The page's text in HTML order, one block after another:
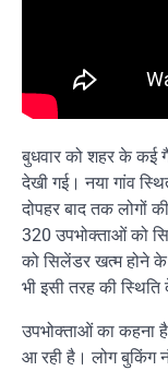
बुधवार को शहर के कई
देखी गई। नया गांव
दोपहर बाद तक लोगों
320 उपभोक्ताओं को
को सिलेंडर खत्म होने के
भी इसी तरह की
उपभोक्ताओं का कहना
आ रही है। लोग बुकिंग